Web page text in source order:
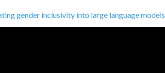
gender inclusivity into large language models